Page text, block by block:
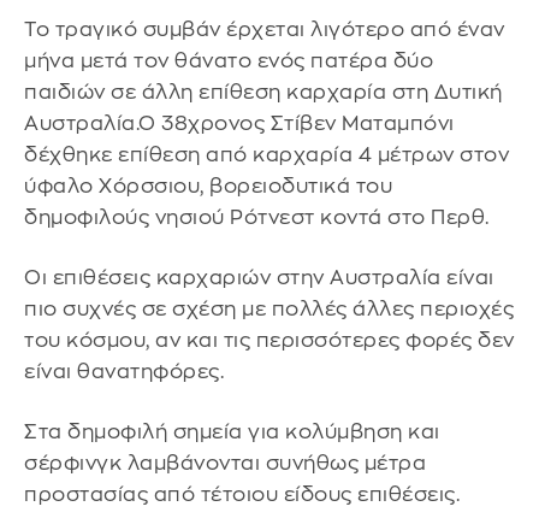
Το τραγικό συμβάν έρχεται λιγότερο από έναν
μήνα μετά τον θάνατο ενός πατέρα δύο
παιδιών σε άλλη επίθεση καρχαρία στη Δυτική
Αυστραλία.Ο 38χρονος Στίβεν Ματαμπόνι
δέχθηκε επίθεση από καρχαρία 4 μέτρων στον
ύφαλο Χόρσσιου, βορειοδυτικά του
δημοφιλούς νησιού Ρότνεστ κοντά στο Περθ.
Οι επιθέσεις καρχαριών στην Αυστραλία είναι
πιο συχνές σε σχέση με πολλές άλλες περιοχές
του κόσμου, αν και τις περισσότερες φορές δεν
είναι θανατηφόρες.
Στα δημοφιλή σημεία για κολύμβηση και
σέρφινγκ λαμβάνονται συνήθως μέτρα
προστασίας από τέτοιου είδους επιθέσεις.